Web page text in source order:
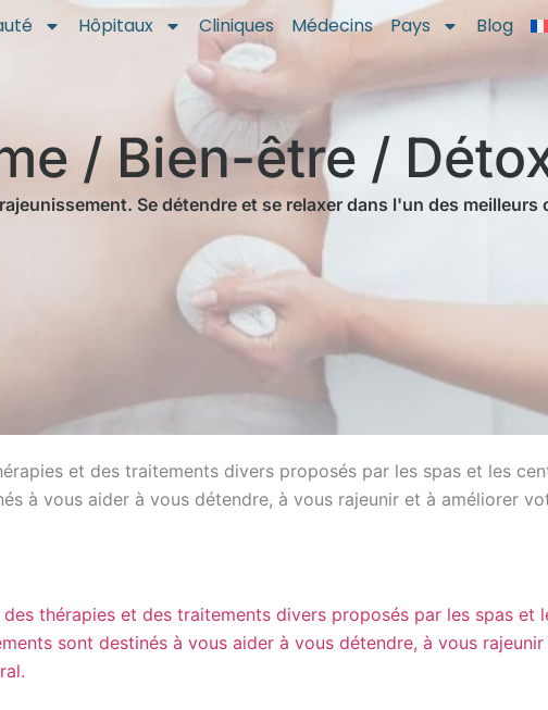
Hôpitaux Cliniques Médecins Pays Blog
/ Bien-être /
Se détendre et se relaxer dans l'un des meilleurs
et des traitements divers proposés par les spas et les
à vous aider à vous détendre, à vous rajeunir et à améliorer
thérapies et des traitements divers proposés par les spas et
sont destinés à vous aider à vous détendre, à vous